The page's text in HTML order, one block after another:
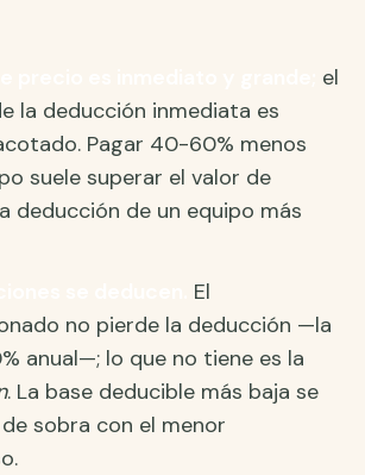
el
la deducción inmediata es
Pagar 40-60% menos
suele superar el valor de
deducción de un equipo más
El
no pierde la deducción —la
anual—; lo que no tiene es la
. La base deducible más baja se
sobra con el menor